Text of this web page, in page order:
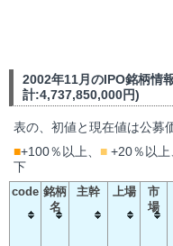
2002年11月のIPO銘柄情
計:4,737,850,000円)
表の、初値と現在値は公募
■+100％以上、 ■ +20％以上
下
code 銘柄
名
主幹 上場
市
場